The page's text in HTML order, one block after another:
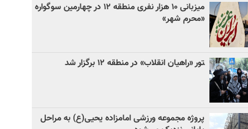
میزبانی ۱۰ هزار نفری منطقه ۱۲ در چهارمین سوگواره
«محرم شهر»
‍تور «راهیان انقلاب» در منطقه ۱۲ برگزار شد
پروژه مجموعه ورزشی امامزاده یحیی(ع) به مراحل